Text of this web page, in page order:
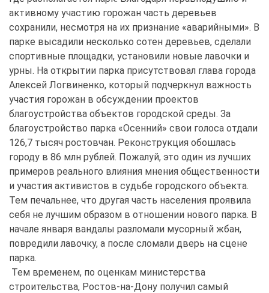
активному участию горожан часть деревьев
сохранили, несмотря на их признание «аварийными». В
парке высадили несколько сотен деревьев, сделали
спортивные площадки, установили новые лавочки и
урны. На открытии парка присутствовал глава города
Алексей Логвиненко, который подчеркнул важность
участия горожан в обсуждении проектов
благоустройства объектов городской среды. За
благоустройство парка «Осенний» свои голоса отдали
126,7 тысяч ростовчан. Реконструкция обошлась
городу в 86 млн рублей. Пожалуй, это один из лучших
примеров реального влияния мнения общественности
и участия активистов в судьбе городского объекта.
Тем печальнее, что другая часть населения проявила
себя не лучшим образом в отношении нового парка. В
начале января вандалы разломали мусорный жбан,
повредили лавочку, а после сломали дверь на сцене
парка.
Тем временем, по оценкам министерства
строительства, Ростов-на-Дону получил самый